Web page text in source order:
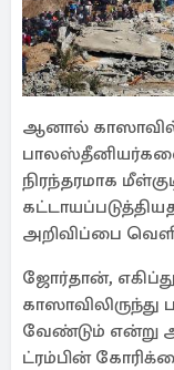
ஆனால் காஸாவில்
நிரந்தரமாக
அறிவிப்பை
ஜோர்தான், எகிப்து
வேண்டும் என்று
ட்ரம்பின்